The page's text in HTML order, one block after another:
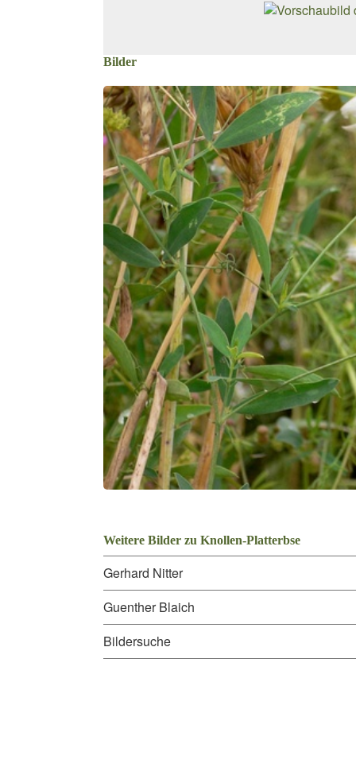
Bilder
Weitere Bilder zu Knollen-Platterbse
Gerhard Nitter
Guenther Blaich
Bildersuche